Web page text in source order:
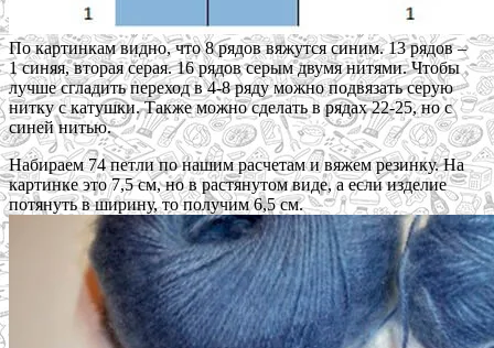
По картинкам видно, что 8 рядов вяжутся синим. 13 рядов –
1 синяя, вторая серая. 16 рядов серым двумя нитями. Чтобы
лучше сгладить переход в 4-8 ряду можно подвязать серую
нитку с катушки. Также можно сделать в рядах 22-25, но с
синей нитью.
Набираем 74 петли по нашим расчетам и вяжем резинку. На
картинке это 7,5 см, но в растянутом виде, а если изделие
потянуть в ширину, то получим 6,5 см.